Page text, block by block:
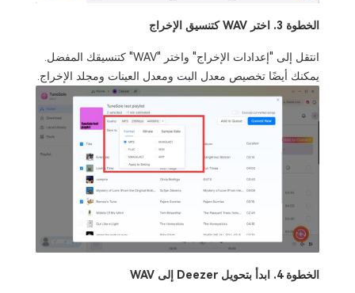
الخطوة 3. اختر WAV كتنسيق الإخراج
انتقل إلى "إعدادات الإخراج" واختر "WAV" كتنسيقك المفضل.
يمكنك أيضًا تخصيص معدل البت ومعدل العينات ومجلد الإخراج.
الخطوة 4. ابدأ بتحويل Deezer إلى WAV